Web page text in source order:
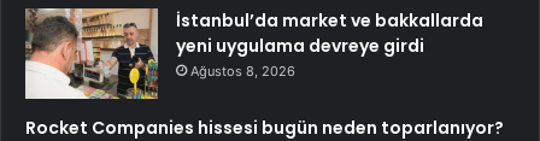
İstanbul’da market ve bakkallarda
yeni uygulama devreye girdi
Ağustos 8, 2026
Rocket Companies hissesi bugün neden toparlanıyor?